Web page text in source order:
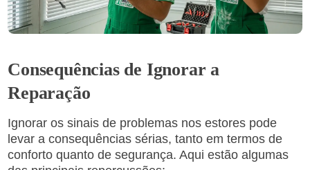
Consequências de Ignorar a
Reparação
Ignorar os sinais de problemas nos estores pode
levar a consequências sérias, tanto em termos de
conforto quanto de segurança. Aqui estão algumas